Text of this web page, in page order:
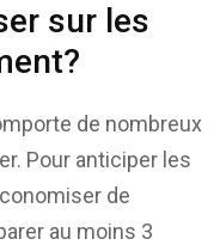
sur les
de nombreux
Pour anticiper les
de
au moins 3